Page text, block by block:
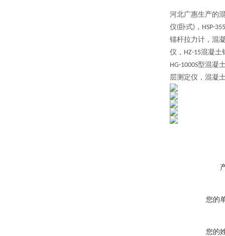
河北广惠生产的
仪(卧式)， HSP-355
锚杆拉力计，混
仪， HZ-15混凝土
HG-1000S型混凝
层测定仪，混凝
您的
您的